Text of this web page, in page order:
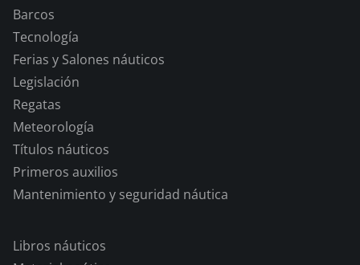
Barcos
Tecnología
Ferias y Salones náuticos
Legislación
Regatas
Meteorología
Títulos náuticos
Primeros auxilios
Mantenimiento y seguridad náutica
Libros náuticos